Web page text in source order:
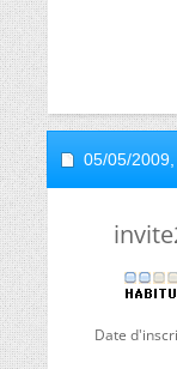
05/05/2009,
Date